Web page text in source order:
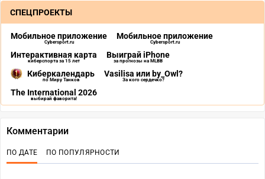
СПЕЦПРОЕКТЫ
Мобильное приложение
Cybersport.ru
Мобильное приложение
Cybersport.ru
Интерактивная карта
киберспорта за 15 лет
Выиграй iPhone
за прогнозы на MLBB
Киберкалендарь
по Миру Танков
Vasilisa или by_Owl?
За кого сердечко?
The International 2026
выбирай фаворита!
Комментарии
ПО ДАТЕ ПО ПОПУЛЯРНОСТИ